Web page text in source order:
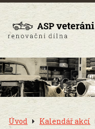
Úvod Kalendář akcí